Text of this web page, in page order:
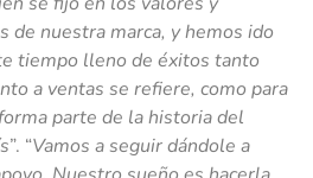
de nuestra marca, y hemos ido
tiempo lleno de éxitos tanto
a ventas se refiere, como para
parte de la historia del
”. “Vamos a seguir dándole a